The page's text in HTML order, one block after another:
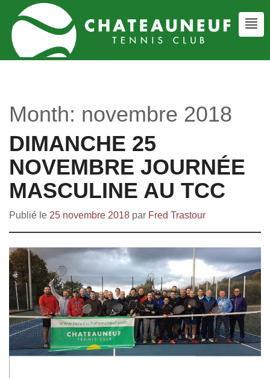
Month: novembre 2018
DIMANCHE 25
NOVEMBRE JOURNÉE
MASCULINE AU TCC
Publié le 25 novembre 2018 par Fred Trastour